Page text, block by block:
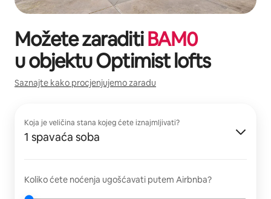
Možete zaraditiBAM0
u objektuOptimist lofts
Saznajte kako procjenjujemo zaradu
Koja je veličina stana kojeg ćete iznajmljivati?
1 spavaća soba
Koliko ćete noćenja ugošćavati putem Airbnba?